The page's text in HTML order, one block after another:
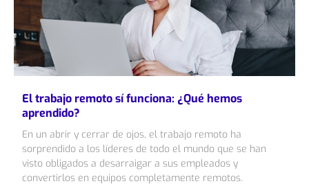
El trabajo remoto sí funciona: ¿Qué hemos
aprendido?
En un abrir y cerrar de ojos, el trabajo remoto ha
sorprendido a los líderes de todo el mundo que se han
visto obligados a desarraigar a sus empleados y
convertirlos en equipos completamente remotos.